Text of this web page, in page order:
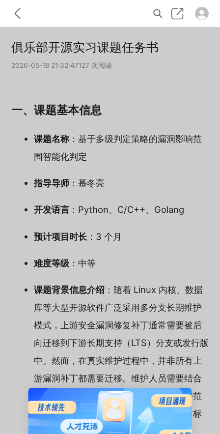
俱乐部开源实习课题任务书
2026-05-18 21:32:47127 次阅读
一、课题基本信息
课题名称：基于多级判定策略的漏洞影响范
围智能化判定
指导导师：慕冬亮
开发语言：Python、C/C++、Golang
预计项目时长：3 个月
难度等级：中等
课题背景信息介绍：随着 Linux 内核、数据
库等大型开源软件广泛采用多分支长期维护
模式，上游安全漏洞修复补丁通常需要被后
向迁移到下游长期支持（LTS）分支或发行版
中。然而，在真实维护过程中，并非所有上
游漏洞补丁都需要迁移。维护人员需要结合
漏洞引入版本、配置启用情况、架构支持范
围以及下游代码差异等因素，综合判断目标
分支是否真正受到漏洞影响。